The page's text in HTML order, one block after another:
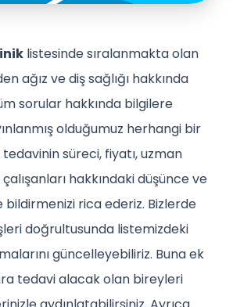
listesinde sıralanmakta olan
ağız ve diş sağlığı hakkında
sorular hakkında bilgilere
olduğumuz herhangi bir
tedavinin süreci, fiyatı, uzman
hakkındaki düşünce ve
bildirmenizi rica ederiz. Bizlerde
doğrultusunda listemizdeki
güncelleyebiliriz. Buna ek
tedavi alacak olan bireyleri